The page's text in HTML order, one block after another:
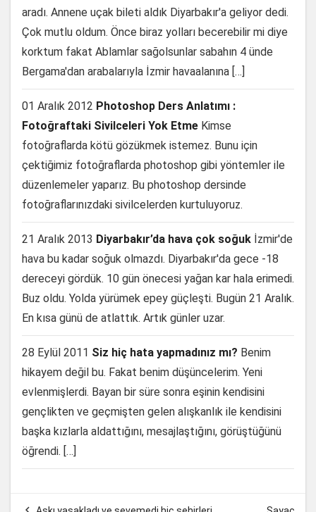
aradı. Annene uçak bileti aldık Diyarbakır'a geliyor dedi.
Çok mutlu oldum. Önce biraz yolları becerebilir mi diye
korktum fakat Ablamlar sağolsunlar sabahın 4 ünde
Bergama'dan arabalarıyla İzmir havaalanına […]
01 Aralık 2012 Photoshop Ders Anlatımı :
Fotoğraftaki Sivilceleri Yok Etme Kimse
fotoğraflarda kötü gözükmek istemez. Bunu için
çektiğimiz fotoğraflarda photoshop gibi yöntemler ile
düzenlemeler yaparız. Bu photoshop dersinde
fotoğraflarınızdaki sivilcelerden kurtuluyoruz.
21 Aralık 2013 Diyarbakır’da hava çok soğuk İzmir'de
hava bu kadar soğuk olmazdı. Diyarbakır'da gece -18
dereceyi gördük. 10 gün önecesi yağan kar hala erimedi.
Buz oldu. Yolda yürümek epey güçleşti. Bugün 21 Aralık.
En kısa günü de atlattık. Artık günler uzar.
28 Eylül 2011 Siz hiç hata yapmadınız mı? Benim
hikayem değil bu. Fakat benim düşüncelerim. Yeni
evlenmişlerdi. Bayan bir süre sonra eşinin kendisini
gençlikten ve geçmişten gelen alışkanlık ile kendisini
başka kızlarla aldattığını, mesajlaştığını, görüştüğünü
öğrendi. […]